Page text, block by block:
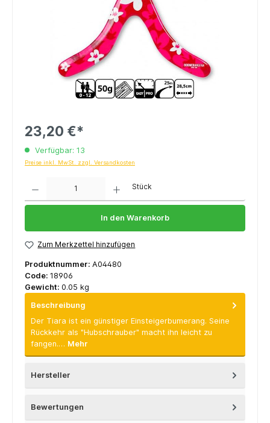
23,20 €*
Verfügbar: 13
Preise inkl. MwSt. zzgl. Versandkosten
Stück
In den Warenkorb
Zum Merkzettel hinzufügen
Produktnummer: A04480
Code: 18906
Gewicht: 0.05 kg
Beschreibung
Der Tiara ist ein günstiger Einsteigerbumerang. Seine
Rückkehr als "Hubschrauber" macht ihn leicht zu
fangen.… Mehr
Hersteller
Bewertungen